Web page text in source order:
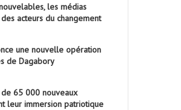
les médias
acteurs du changement
une nouvelle opération
de Dagabory
de 65 000 nouveaux
leur immersion patriotique